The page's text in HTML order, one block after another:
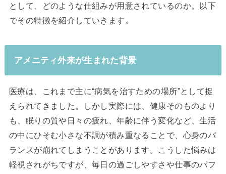
として、どのような仕組みが用意されているのか。以下
でその特徴を紹介していきます。
アメニティ外来が生まれた背景
医療は、これまで主に“病気を治すための場所”として捉
えられてきました。しかし実際には、健康そのものより
も、眠りの質や日々の疲れ、年齢に伴う変化など、生活
の中にひそむ小さな不調が積み重なることで、心身のバ
ランスが崩れてしまうことがあります。こうした悩みは
軽視されがちですが、毎日の過ごしやすさや仕事のパフ